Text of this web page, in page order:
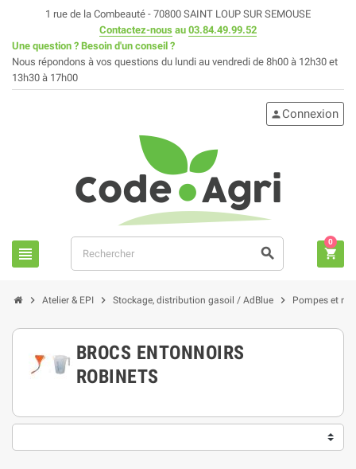
1 rue de la Combeauté - 70800 SAINT LOUP SUR SEMOUSE
Contactez-nous au 03.84.49.99.52
Une question ? Besoin d'un conseil ?
Nous répondons à vos questions du lundi au vendredi de 8h00 à 12h30 et
13h30 à 17h00
view_headline search
person Connexion
shopping_cart
0
chevron_right Atelier & EPI chevron_right Stockage, distribution gasoil / AdBlue chevron_right Pompes et
BROCS ENTONNOIRS
ROBINETS